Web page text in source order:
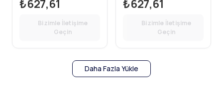
₺627,61
Bizimle İletişime
Geçin
₺627,61
Bizimle İletişime
Geçin
Daha Fazla Yükle